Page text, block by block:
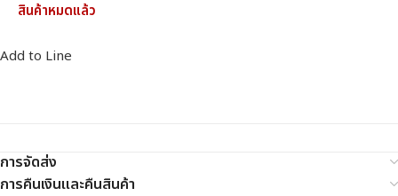
สินค้าหมดแล้ว
Add to Line
การจัดส่ง
การคืนเงินและคืนสินค้า